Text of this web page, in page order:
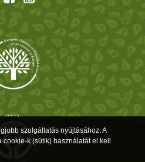
szolgáltatás nyújtásához. A
k (sütik) használatát el kell